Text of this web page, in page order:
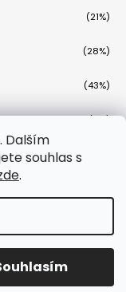
Dalším
souhlas s
.
(21%)
(28%)
(43%)
(6%)
- Freddy,
Karl Lagerfeld.
cookies